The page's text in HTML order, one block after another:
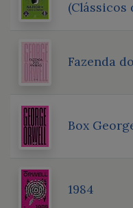
Fazenda
Box
1984